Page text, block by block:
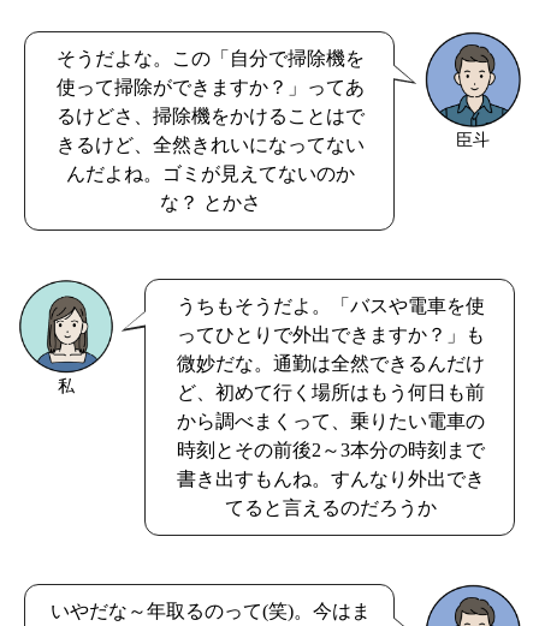
臣斗
そうだよな。この「自分で掃除機を
使って掃除ができますか？」ってあ
るけどさ、掃除機をかけることはで
きるけど、全然きれいになってない
んだよね。ゴミが見えてないのか
な？ とかさ
私
うちもそうだよ。「バスや電車を使
ってひとりで外出できますか？」も
微妙だな。通勤は全然できるんだけ
ど、初めて行く場所はもう何日も前
から調べまくって、乗りたい電車の
時刻とその前後2～3本分の時刻まで
書き出すもんね。すんなり外出でき
てると言えるのだろうか
いやだな～年取るのって(笑)。今はま